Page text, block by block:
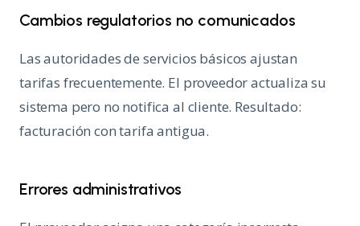
Cambios regulatorios no comunicados
Las autoridades de servicios básicos ajustan
tarifas frecuentemente. El proveedor actualiza su
sistema pero no notifica al cliente. Resultado:
facturación con tarifa antigua.
Errores administrativos